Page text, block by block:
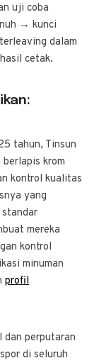
uji coba
→ kunci
dalam
cetak.
tahun, Tinsun
krom
kontrol kualitas
yang
mereka
kontrol
minuman
profil
dan perputaran
di seluruh